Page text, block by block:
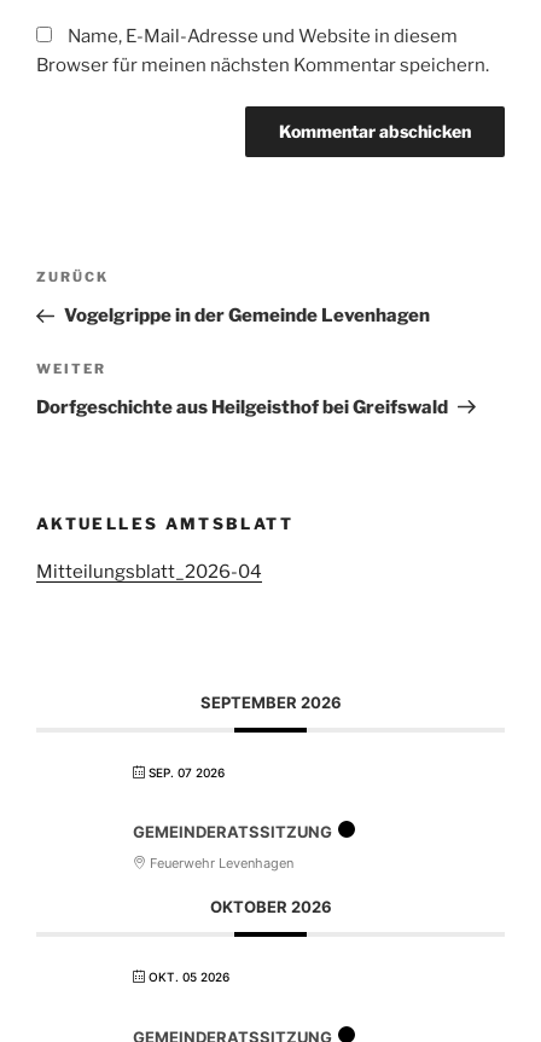
Name, E-Mail-Adresse und Website in diesem
Browser für meinen nächsten Kommentar speichern.
ZURÜCK
Vogelgrippe in der Gemeinde Levenhagen
WEITER
Dorfgeschichte aus Heilgeisthof bei Greifswald
AKTUELLES AMTSBLATT
Mitteilungsblatt_2026-04
SEPTEMBER 2026
SEP. 07 2026
GEMEINDERATSSITZUNG
Feuerwehr Levenhagen
OKTOBER 2026
OKT. 05 2026
GEMEINDERATSSITZUNG